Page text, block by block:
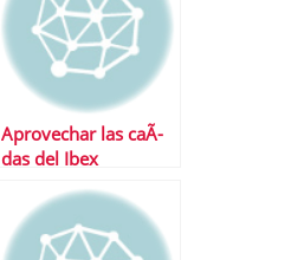
Aprovechar las caÃ­
das del Ibex